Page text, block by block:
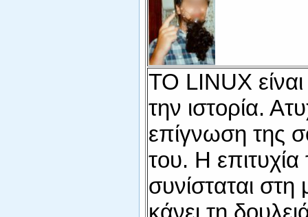
ΤΟ LINUX
την ιστορία.
επίγνωση της
του. Η
συνίσταται στη
κάνει τη